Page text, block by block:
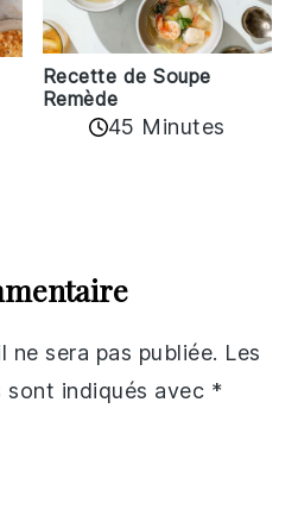
Recette de Soupe
Remède
45 Minutes
ne sera pas publiée. Les
sont indiqués avec *